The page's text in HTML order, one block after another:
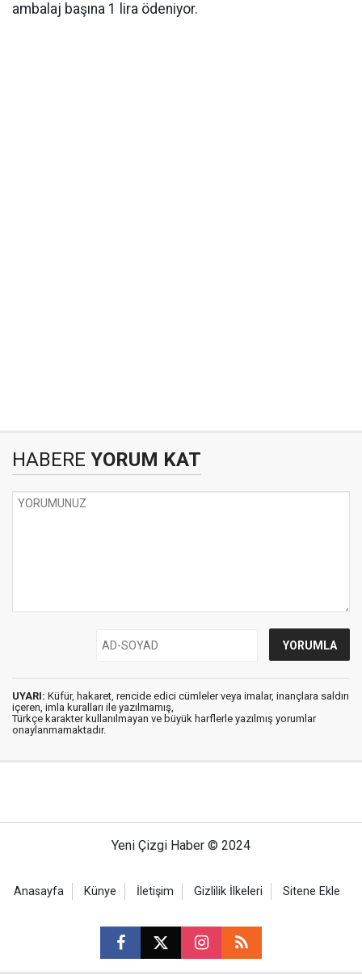
ambalaj başına 1 lira ödeniyor.
HABERE YORUM KAT
UYARI: Küfür, hakaret, rencide edici cümleler veya imalar, inançlara saldırı
içeren, imla kuralları ile yazılmamış,
Türkçe karakter kullanılmayan ve büyük harflerle yazılmış yorumlar
onaylanmamaktadır.
Yeni Çizgi Haber © 2024
Anasayfa Künye İletişim Gizlilik İlkeleri Sitene Ekle